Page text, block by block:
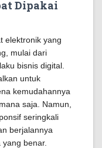
Dipakai
elektronik yang
mulai dari
bisnis digital.
untuk
kemudahannya
saja. Namun,
seringkali
berjalannya
benar.